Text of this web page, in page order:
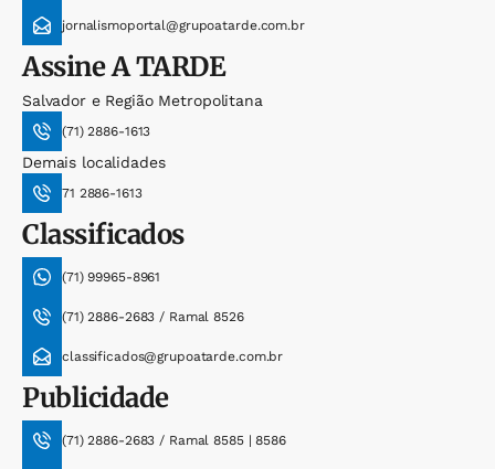
jornalismoportal@grupoatarde.com.br
AssineA TARDE
Salvador e Região Metropolitana
(71) 2886-1613
Demais localidades
71 2886-1613
Classificados
(71) 99965-8961
(71) 2886-2683 / Ramal 8526
classificados@grupoatarde.com.br
Publicidade
(71) 2886-2683 / Ramal 8585 | 8586